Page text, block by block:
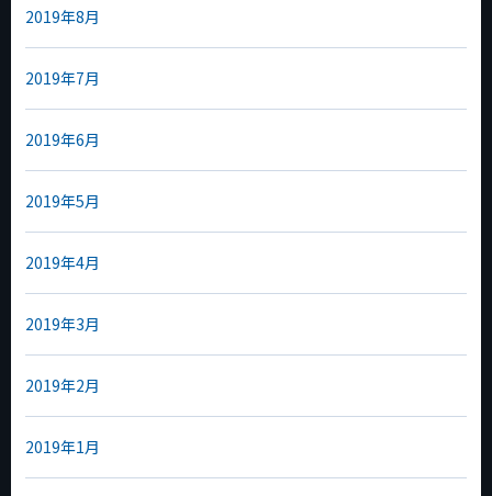
2019年8月
2019年7月
2019年6月
2019年5月
2019年4月
2019年3月
2019年2月
2019年1月